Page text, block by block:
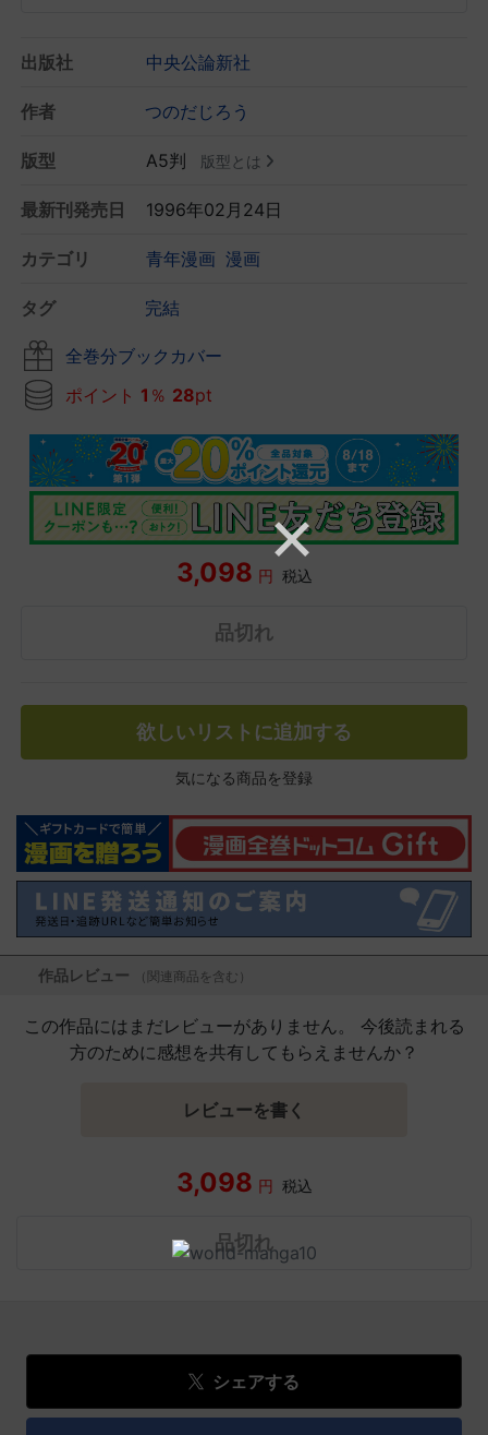
出版社 中央公論新社
作者 つのだじろう
版型 A5判 版型とは
最新刊発売日 1996年02月24日
カテゴリ 青年漫画 漫画
タグ 完結
全巻分ブックカバー
ポイント 1 ％ 28pt
3,098 円 税込
品切れ
欲しいリストに追加する
気になる商品を登録
作品レビュー （関連商品を含む）
この作品にはまだレビューがありません。 今後読まれる
方のために感想を共有してもらえませんか？
レビューを書く
3,098 円 税込
品切れ
シェアする